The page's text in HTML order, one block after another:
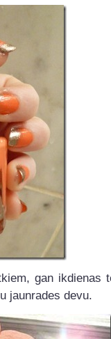
gan ikdienas
jaunrades devu.